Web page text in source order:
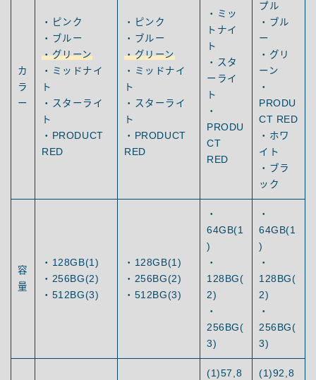
カ
ラ
ー
・ピンク
・ブルー
・グリーン
・ミッドナイ
ト
・スターライ
ト
・PRODUCT
RED
・ピンク
・ブルー
・グリーン
・ミッドナイ
ト
・スターライ
ト
・PRODUCT
RED
・ミッ
トナイ
ト
・スタ
ーライ
ト
・
PRODU
CT
RED
プル
・ブル
ー
・グリ
ーン
・
PRODU
CT RED
・ホワ
イト
・ブラ
ック
容
量
・128GB(1)
・256BG(2)
・512BG(3)
・128GB(1)
・256BG(2)
・512BG(3)
・
64GB(1
)
・
128BG(
2)
・
256BG(
3)
・
64GB(1
)
・
128BG(
2)
・
256BG(
3)
(1)57,8
(1)92,8